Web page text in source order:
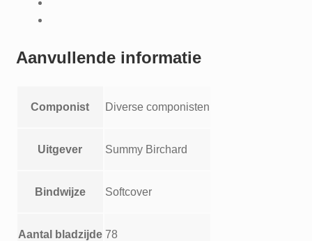
Aanvullende informatie
Componist Diverse componisten
Uitgever Summy Birchard
Bindwijze Softcover
Aantal bladzijde 78